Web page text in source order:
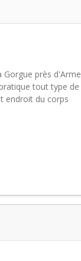
près
tout type
endroit du corps